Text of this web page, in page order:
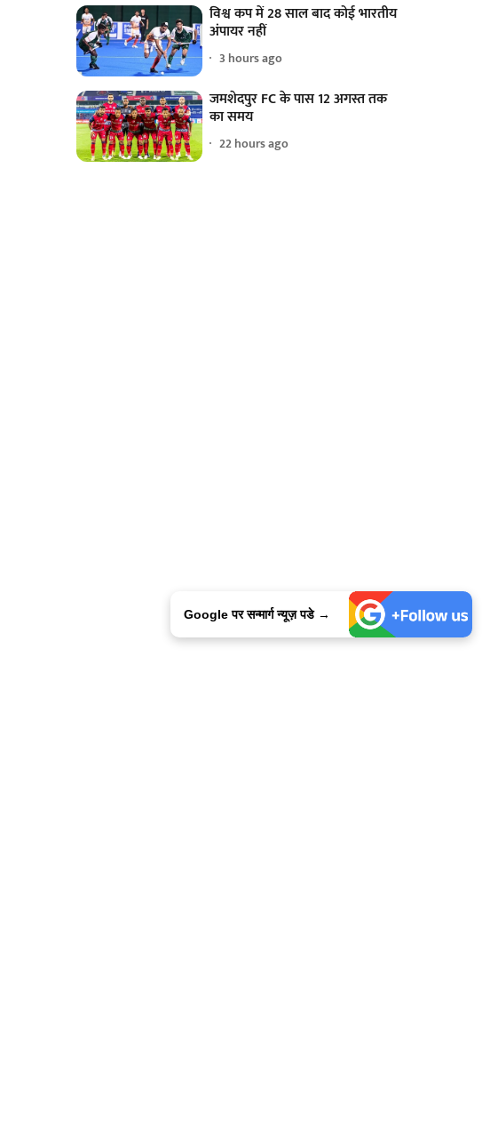
विश्व कप में 28 साल बाद कोई भारतीय
अंपायर नहीं
3 hours ago
जमशेदपुर FC के पास 12 अगस्त तक
का समय
22 hours ago
Google पर सन्मार्ग न्यूज़ पडे →